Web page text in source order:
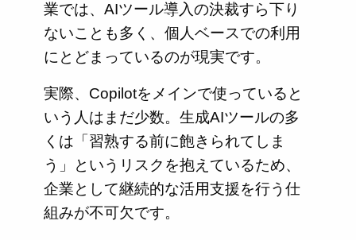
業では、AIツール導入の決裁すら下り
ないことも多く、個人ベースでの利用
にとどまっているのが現実です。
実際、Copilotをメインで使っていると
いう人はまだ少数。生成AIツールの多
くは「習熟する前に飽きられてしま
う」というリスクを抱えているため、
企業として継続的な活用支援を行う仕
組みが不可欠です。